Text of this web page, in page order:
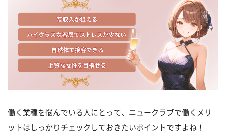
働く業種を悩んでいる人にとって、ニュークラブで働くメリ
ットはしっかりチェックしておきたいポイントですよね！